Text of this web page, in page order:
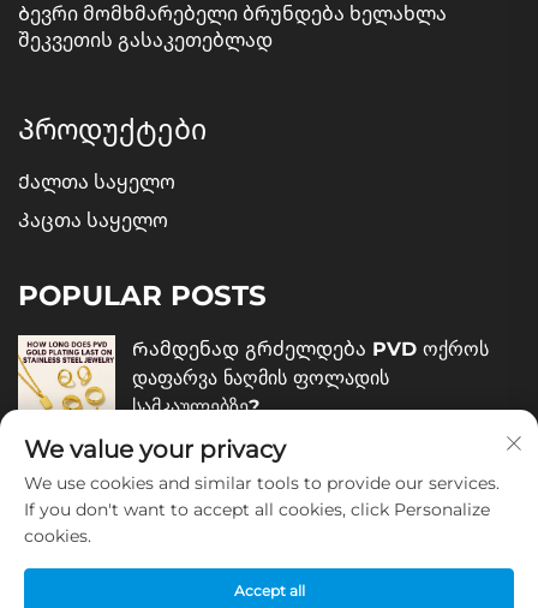
Ბევრი მომხმარებელი ბრუნდება ხელახლა
შეკვეთის გასაკეთებლად
Პროდუქტები
Ქალთა საყელო
Კაცთა საყელო
POPULAR POSTS
Რამდენად გრძელდება PVD ოქროს
დაფარვა ნაღმის ფოლადის
სამკაულებზე?
December 05, 2025
Როგორ შევაფასოთ ნაღმის ფოლადის
We value your privacy
We use cookies and similar tools to provide our services.
If you don't want to accept all cookies, click Personalize
cookies.
Accept all